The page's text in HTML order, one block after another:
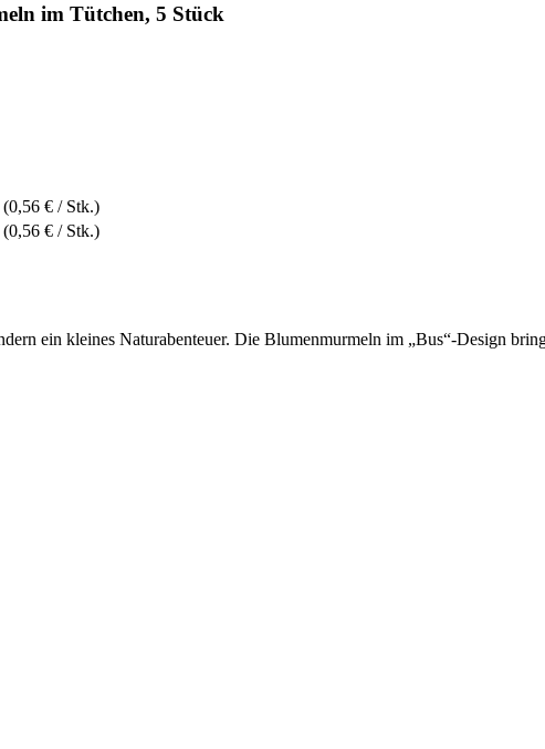
im Tütchen, 5 Stück
(0,56 € / Stk.)
(0,56 € / Stk.)
ein kleines Naturabenteuer. Die Blumenmurmeln im „Bus“-Design